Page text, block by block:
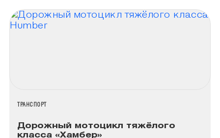
НАЗВАНИЕ КОЛЛЕКЦИИ
ТРАНСПОРТ
Дорожный мотоцикл тяжёлого
класса «Хамбер»